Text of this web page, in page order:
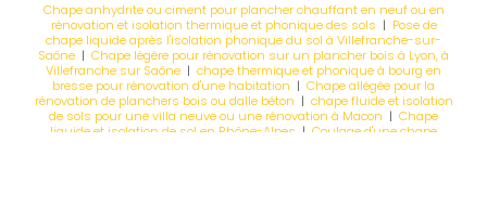
Chape anhydrite ou ciment pour plancher chauffant en neuf ou en
rénovation et isolation thermique et phonique des sols | Pose de
chape liquide après l'isolation phonique du sol à Villefranche-sur-
Saône | Chape légère pour rénovation sur un plancher bois à Lyon, à
Villefranche sur Saône | chape thermique et phonique à bourg en
bresse pour rénovation d'une habitation | Chape allégée pour la
rénovation de planchers bois ou dalle béton | chape fluide et isolation
de sols pour une villa neuve ou une rénovation à Macon | Chape
liquide et isolation de sol en Rhône-Alpes | Coulage d'une chape